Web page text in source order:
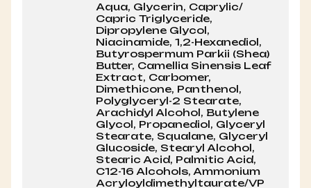
Aqua, Glycerin, Caprylic/​
Capric Triglyceride,
Dipropylene Glycol,
Niacinamide, 1,2-Hexanediol,
Butyrospermum Parkii (Shea)
Butter, Camellia Sinensis Leaf
Extract, Carbomer,
Dimethicone, Panthenol,
Polyglyceryl-2 Stearate,
Arachidyl Alcohol, Butylene
Glycol, Propanediol, Glyceryl
Stearate, Squalane, Glyceryl
Glucoside, Stearyl Alcohol,
Stearic Acid, Palmitic Acid,
C12-16 Alcohols, Ammonium ​
Acryloyldimethyltaurate/​VP